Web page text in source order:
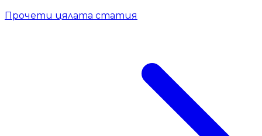
Прочети цялата статия